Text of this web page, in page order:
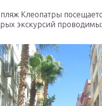
Клеопатры
экскурсий